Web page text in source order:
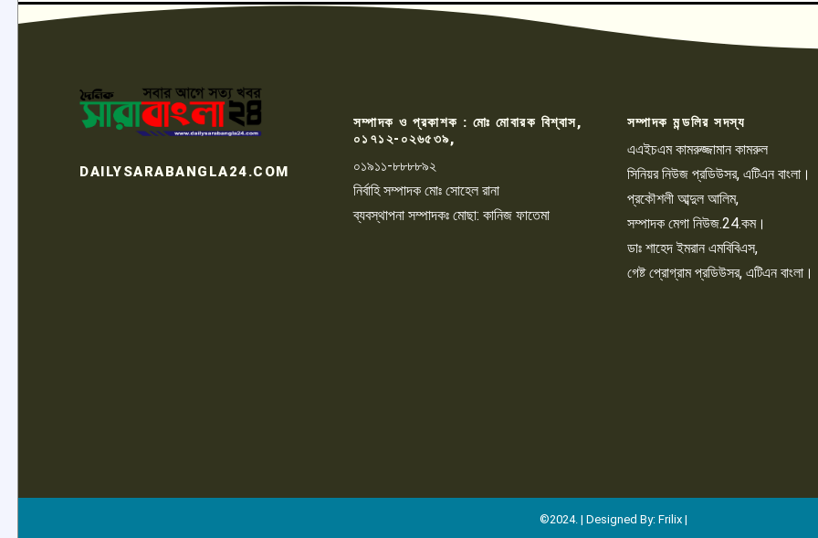
DAILYSARABANGLA24.COM
সম্পাদক ও প্রকাশক : মোঃ মোবারক বিশ্বাস,
০১৭১২-০২৬৫৩৯,
০১৯১১-৮৮৮৮৯২
নির্বাহি সম্পাদক মোঃ সোহেল রানা
ব্যবস্থাপনা সম্পাদকঃ মোছা: কানিজ ফাতেমা
সম্পাদক মন্ডলির সদস্য
এএইচএম কামরুজ্জামান কামরুল
সিনিয়র নিউজ প্রডিউসর, এটিএন বাংলা।
প্রকৌশলী আব্দুল আলিম,
সম্পাদক মেগা নিউজ.24.কম।
ডাঃ শাহেদ ইমরান এমবিবিএস,
গেষ্ট প্রোগ্রাম প্রডিউসর, এটিএন বাংলা।
©2024. | Designed By: Frilix |